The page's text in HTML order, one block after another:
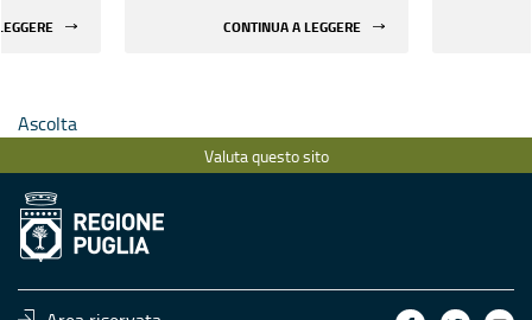
CONTINUA A LEGGERE
Ascolta
Valuta questo sito